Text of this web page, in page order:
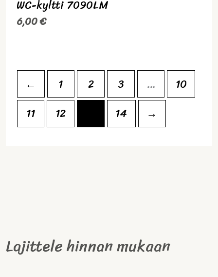
Lajittele hinnan mukaan
WC-kyltti 7090LM
6,00€
← 1 2 3 …
10
11
12 14 →